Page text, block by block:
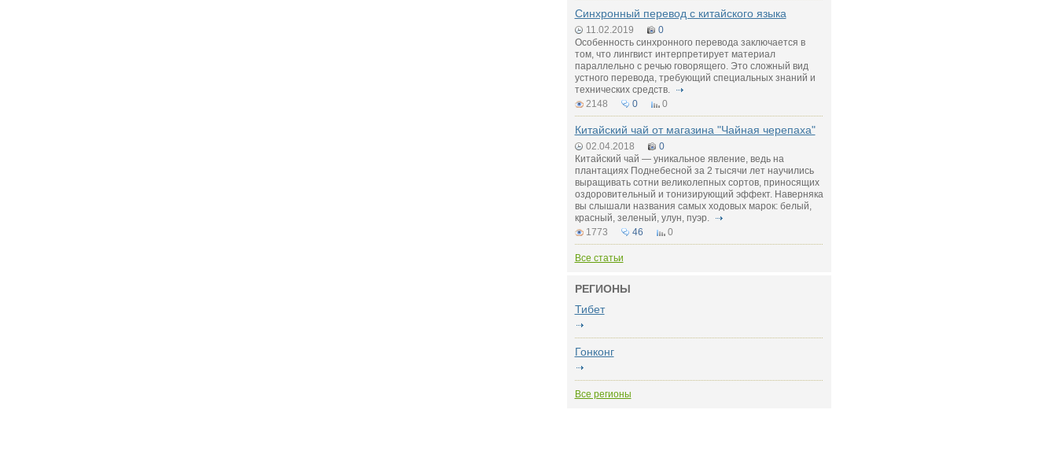
Синхронный перевод с китайского языка
11.02.2019
0
Особенность синхронного перевода заключается в
том, что лингвист интерпретирует материал
параллельно с речью говорящего. Это сложный вид
устного перевода, требующий специальных знаний и
технических средств.
2148
0 0
Китайский чай от магазина "Чайная черепаха"
02.04.2018
0
Китайский чай — уникальное явление, ведь на
плантациях Поднебесной за 2 тысячи лет научились
выращивать сотни великолепных сортов, приносящих
оздоровительный и тонизирующий эффект. Наверняка
вы слышали названия самых ходовых марок: белый,
красный, зеленый, улун, пуэр.
1773
46 0
Все статьи
РЕГИОНЫ
Тибет
Гонконг
Все регионы